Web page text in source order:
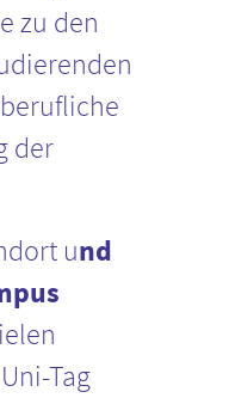
zu den
der
und
Tag